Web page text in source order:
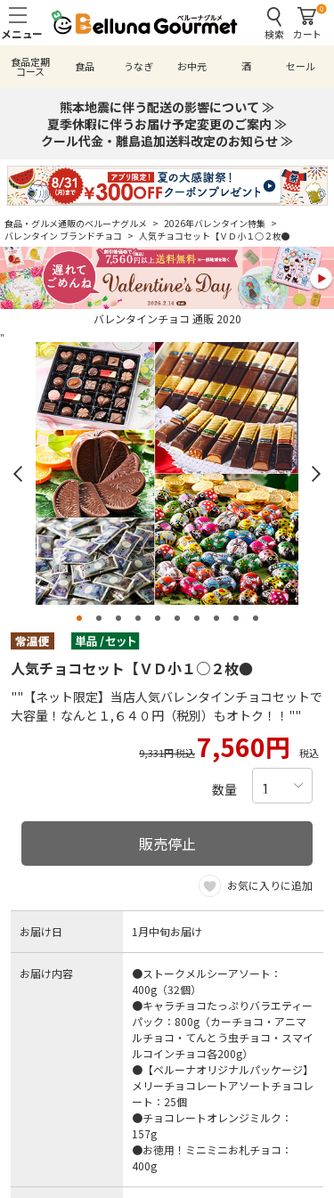
検索
0
カート
食品定期
コース 食品 うなぎ お中元 酒 セール
熊本地震に伴う配送の影響について ≫
夏季休暇に伴うお届け予定変更のご案内 ≫
クール代金・離島追加送料改定のお知らせ ≫
食品・グルメ通販のベルーナグルメ > 2026年バレンタイン特集 >
バレンタイン ブランドチョコ > 人気チョコセット【ＶＤ小１○２枚●
バレンタインチョコ 通販 2020
"
人気チョコセット【ＶＤ小１○２枚●
""【ネット限定】当店人気バレンタインチョコセットで
大容量！なんと１,６４０円（税別）もオトク！！""
9,331円 税込7,560円 税込
数量
販売停止
お気に入りに追加
お届け日 1月中旬お届け
お届け内容
●ストークメルシーアソート：
400g（32個）
●キャラチョコたっぷりバラエティー
パック：800g（カーチョコ・アニマ
ルチョコ・てんとう虫チョコ・スマイ
ルコインチョコ各200g）
●【ベルーナオリジナルパッケージ】
メリーチョコレートアソートチョコレ
ート：25個
●チョコレートオレンジミルク：
157g
●お徳用！ミニミニお札チョコ：
400g